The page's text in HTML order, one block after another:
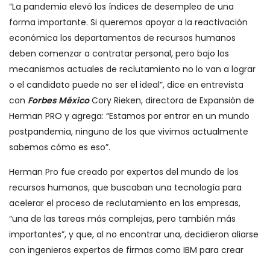
“La pandemia elevó los índices de desempleo de una
forma importante. Si queremos apoyar a la reactivación
económica los departamentos de recursos humanos
deben comenzar a contratar personal, pero bajo los
mecanismos actuales de reclutamiento no lo van a lograr
o el candidato puede no ser el ideal”, dice en entrevista
con Forbes MéxicoCory Rieken, directora de Expansión de
Herman PRO y agrega: “Estamos por entrar en un mundo
postpandemia, ninguno de los que vivimos actualmente
sabemos cómo es eso”.
Herman Pro fue creado por expertos del mundo de los
recursos humanos, que buscaban una tecnología para
acelerar el proceso de reclutamiento en las empresas,
“una de las tareas más complejas, pero también más
importantes”, y que, al no encontrar una, decidieron aliarse
con ingenieros expertos de firmas como IBM para crear